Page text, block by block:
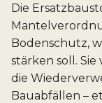
Die
Bodenschutz,
stärken soll.
die
Bauabfällen –